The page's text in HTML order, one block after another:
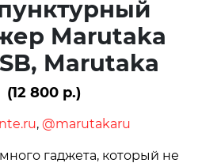
Marutaka
Marutaka
(12 800 р.)
, @marutakaru
гаджета, который не